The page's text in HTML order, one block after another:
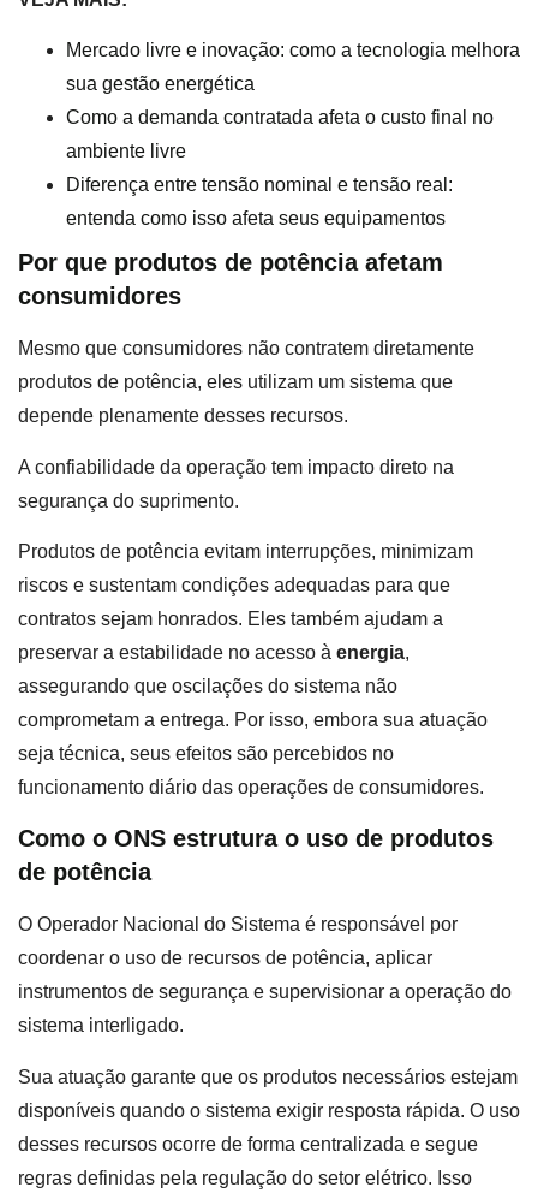
Mercado livre e inovação: como a tecnologia melhora
sua gestão energética
Como a demanda contratada afeta o custo final no
ambiente livre
Diferença entre tensão nominal e tensão real:
entenda como isso afeta seus equipamentos
Por que produtos de potência afetam
consumidores
Mesmo que consumidores não contratem diretamente
produtos de potência, eles utilizam um sistema que
depende plenamente desses recursos.
A confiabilidade da operação tem impacto direto na
segurança do suprimento.
Produtos de potência evitam interrupções, minimizam
riscos e sustentam condições adequadas para que
contratos sejam honrados. Eles também ajudam a
preservar a estabilidade no acesso à energia,
assegurando que oscilações do sistema não
comprometam a entrega. Por isso, embora sua atuação
seja técnica, seus efeitos são percebidos no
funcionamento diário das operações de consumidores.
Como o ONS estrutura o uso de produtos
de potência
O Operador Nacional do Sistema é responsável por
coordenar o uso de recursos de potência, aplicar
instrumentos de segurança e supervisionar a operação do
sistema interligado.
Sua atuação garante que os produtos necessários estejam
disponíveis quando o sistema exigir resposta rápida. O uso
desses recursos ocorre de forma centralizada e segue
regras definidas pela regulação do setor elétrico. Isso